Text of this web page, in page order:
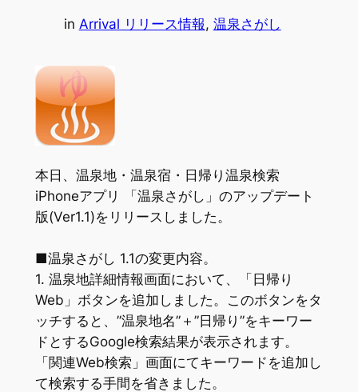
in Arrival リリース情報, 温泉さがし
本日、温泉地・温泉宿・日帰り温泉検索
iPhoneアプリ 「温泉さがし」のアップデート
版(Ver1.1)をリリースしました。
■温泉さがし 1.1の変更内容。
1. 温泉地詳細情報画面において、「日帰り
Web」ボタンを追加しました。このボタンをタ
ッチすると、”温泉地名”＋”日帰り”をキーワー
ドとするGoogle検索結果が表示されます。
「関連Web検索」画面にてキーワードを追加し
て検索する手間を省きました。